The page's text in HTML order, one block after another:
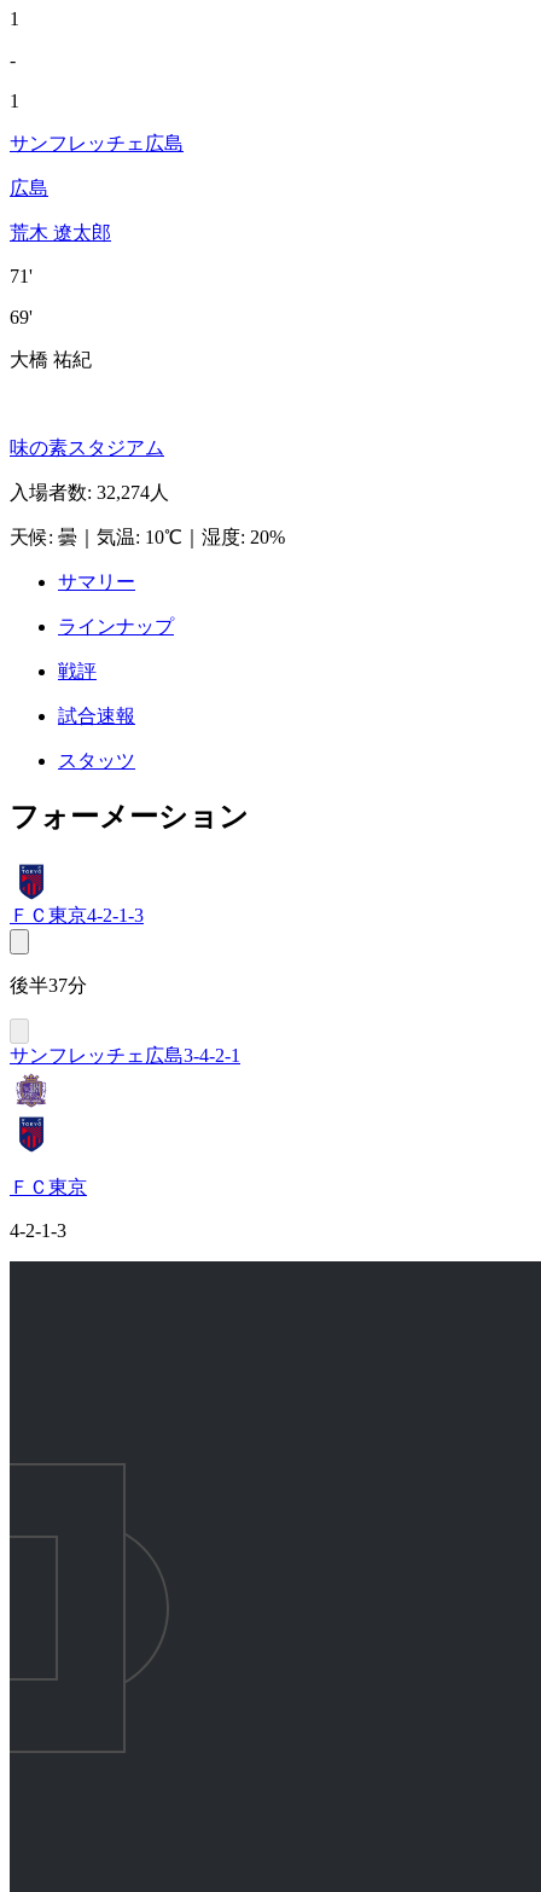
1
-
1
サンフレッチェ広島
広島
荒木 遼太郎
71'
69'
大橋 祐紀
味の素スタジアム
入場者数: 32,274人
天候: 曇 気温: 10℃ 湿度: 20%
サマリー
ラインナップ
戦評
試合速報
スタッツ
フォーメーション
ＦＣ東京4-2-1-3
後半37分
サンフレッチェ広島3-4-2-1
ＦＣ東京
4-2-1-3